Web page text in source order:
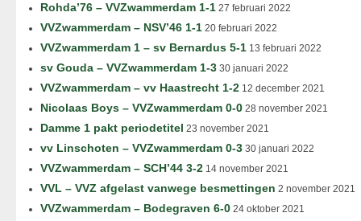
Rohda’76 – VVZwammerdam 1-1 27 februari 2022
VVZwammerdam – NSV’46 1-1 20 februari 2022
VVZwammerdam 1 – sv Bernardus 5-1 13 februari 2022
sv Gouda – VVZwammerdam 1-3 30 januari 2022
VVZwammerdam – vv Haastrecht 1-2 12 december 2021
Nicolaas Boys – VVZwammerdam 0-0 28 november 2021
Damme 1 pakt periodetitel 23 november 2021
vv Linschoten – VVZwammerdam 0-3 30 januari 2022
VVZwammerdam – SCH’44 3-2 14 november 2021
VVL – VVZ afgelast vanwege besmettingen 2 november 2021
VVZwammerdam – Bodegraven 6-0 24 oktober 2021